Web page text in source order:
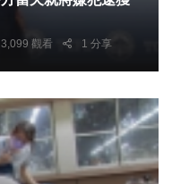
3,099 觀看 1 分享